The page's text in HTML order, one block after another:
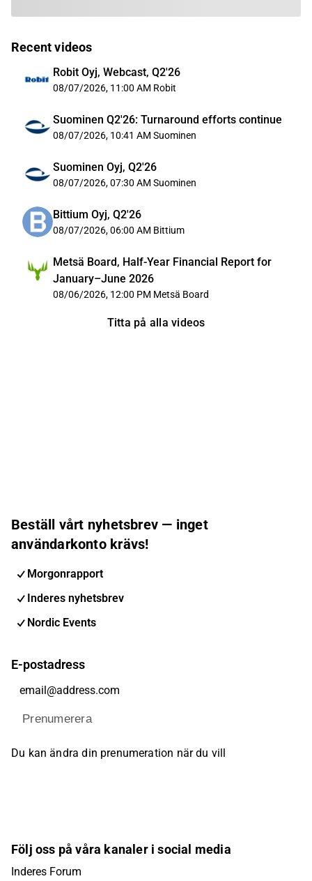
Recent videos
Robit Oyj, Webcast, Q2'26
08/07/2026, 11:00 AM Robit
Suominen Q2'26: Turnaround efforts continue
08/07/2026, 10:41 AM Suominen
Suominen Oyj, Q2'26
08/07/2026, 07:30 AM Suominen
Bittium Oyj, Q2'26
08/07/2026, 06:00 AM Bittium
Metsä Board, Half-Year Financial Report for
January–June 2026
08/06/2026, 12:00 PM Metsä Board
Titta på alla videos
Beställ vårt nyhetsbrev — inget
användarkonto krävs!
Morgonrapport
Inderes nyhetsbrev
Nordic Events
E-postadress
Prenumerera
Du kan ändra din prenumeration när du vill
Följ oss på våra kanaler i social media
Inderes Forum